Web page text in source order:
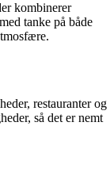
kombinerer
tanke på både
restauranter og
så det er nemt